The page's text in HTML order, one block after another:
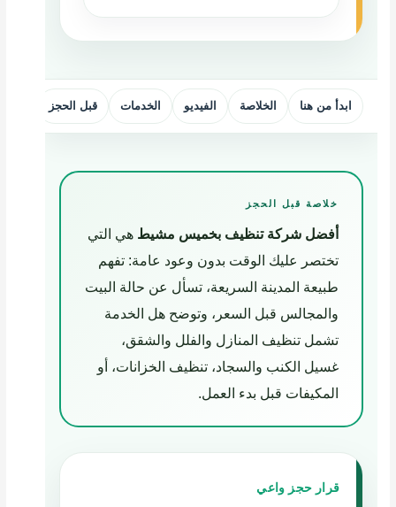
ابدأ من هنا الخلاصة الفيديو الخدمات قبل الحجز
خلاصة قبل الحجز
أفضل شركة تنظيف بخميس مشيط هي التي
تختصر عليك الوقت بدون وعود عامة: تفهم
طبيعة المدينة السريعة، تسأل عن حالة البيت
والمجالس قبل السعر، وتوضح هل الخدمة
تشمل تنظيف المنازل والفلل والشقق،
غسيل الكنب والسجاد، تنظيف الخزانات، أو
المكيفات قبل بدء العمل.
قرار حجز واعي